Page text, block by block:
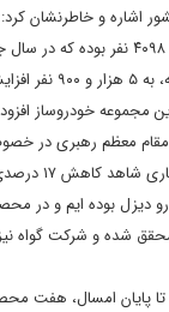
اشاره و خاطرنشان کرد:
شرکت در سال ۱۴۰۰، ۴۰۹۸ نفر
و توسعه این
مقام معظم رهبری در
عنوان کرد: در
شده و شرکت گواه نیز
تا پایان امسال، هفت